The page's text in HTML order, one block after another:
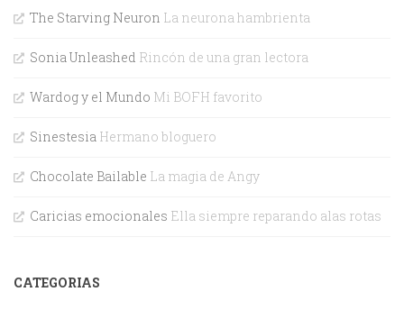
The Starving Neuron La neurona hambrienta
Sonia Unleashed Rincón de una gran lectora
Wardog y el Mundo Mi BOFH favorito
Sinestesia Hermano bloguero
Chocolate Bailable La magia de Angy
Caricias emocionales Ella siempre reparando alas rotas
CATEGORIAS